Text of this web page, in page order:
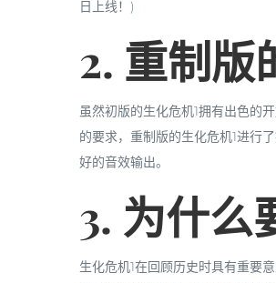
2. 重制版
虽然初版的生化危机1拥有出色的
的要求，重制版的生化危机1进行
好的音效输出。
3. 为什么
生化危机1在回顾历史时具有重要